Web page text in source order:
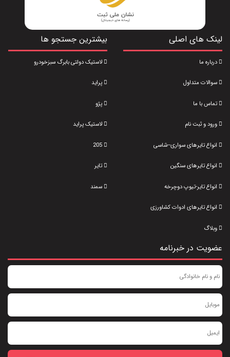
لینک های اصلی
درباره ما
سوالات متداول
تماس با ما
ورود و ثبت نام
انواع تایرهای سواری--شاسی
انواع تایرهای سنگین
انواع تایر-تیوپ دوچرخه
انواع تایرهای ادوات کشاورزی
وبلاگ
بیشترین جستجو ها
لاستیک دولتی بابرگ سبزخودرو
پراید
پژو
لاستیک پراید
205
تایر
سمند
عضویت در خبرنامه